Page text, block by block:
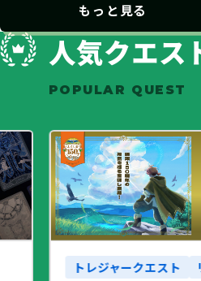
もっと見る
人気クエス
POPULAR QUEST
トレジャークエスト